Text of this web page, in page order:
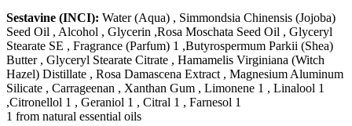
Sestavine (INCI): Water (Aqua) , Simmondsia Chinensis (Jojoba)
Seed Oil , Alcohol , Glycerin ,Rosa Moschata Seed Oil , Glyceryl
Stearate SE , Fragrance (Parfum) 1 ,Butyrospermum Parkii (Shea)
Butter , Glyceryl Stearate Citrate , Hamamelis Virginiana (Witch
Hazel) Distillate , Rosa Damascena Extract , Magnesium Aluminum
Silicate , Carrageenan , Xanthan Gum , Limonene 1 , Linalool 1
,Citronellol 1 , Geraniol 1 , Citral 1 , Farnesol 1
1 from natural essential oils